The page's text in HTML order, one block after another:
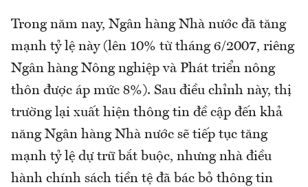
Trong năm nay, Ngân hàng Nhà nước đã tăng
mạnh tỷ lệ này (lên 10% từ tháng 6/2007, riêng
Ngân hàng Nông nghiệp và Phát triển nông
thôn được áp mức 8%). Sau điều chỉnh này, thị
trường lại xuất hiện thông tin đề cập đến khả
năng Ngân hàng Nhà nước sẽ tiếp tục tăng
mạnh tỷ lệ dự trữ bắt buộc, nhưng nhà điều
hành chính sách tiền tệ đã bác bỏ thông tin